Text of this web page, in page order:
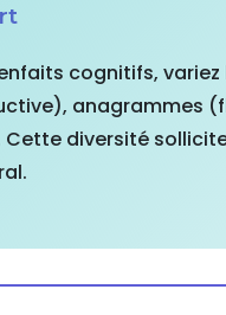
cognitifs,
anagrammes
diversité